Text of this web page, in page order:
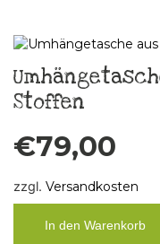
Stoffen
€79,00
zzgl. Versandkosten
In den Warenkorb